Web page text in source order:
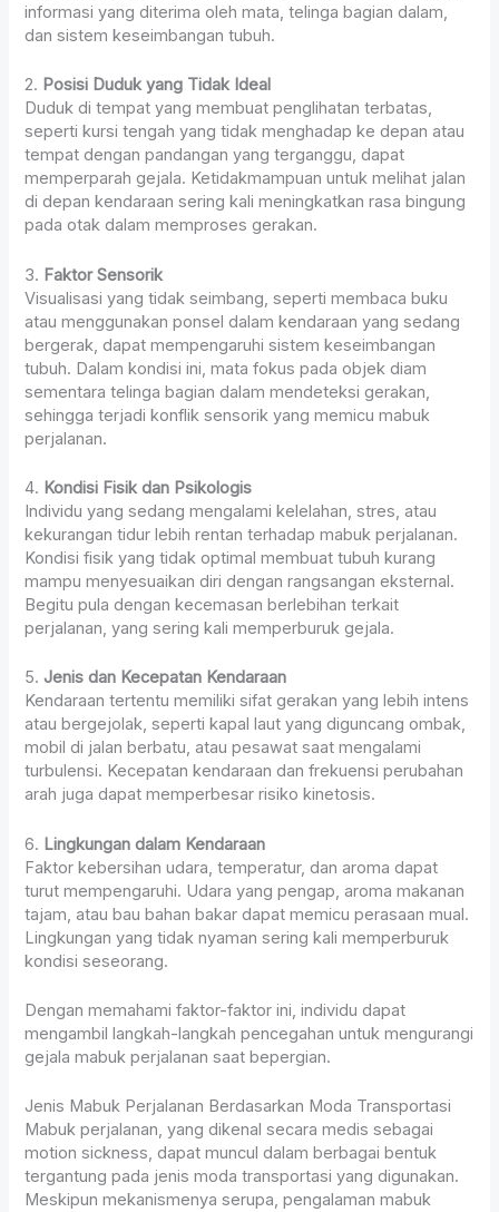
informasi yang diterima oleh mata, telinga bagian dalam,
dan sistem keseimbangan tubuh.
2. Posisi Duduk yang Tidak Ideal
Duduk di tempat yang membuat penglihatan terbatas,
seperti kursi tengah yang tidak menghadap ke depan atau
tempat dengan pandangan yang terganggu, dapat
memperparah gejala. Ketidakmampuan untuk melihat jalan
di depan kendaraan sering kali meningkatkan rasa bingung
pada otak dalam memproses gerakan.
3. Faktor Sensorik
Visualisasi yang tidak seimbang, seperti membaca buku
atau menggunakan ponsel dalam kendaraan yang sedang
bergerak, dapat mempengaruhi sistem keseimbangan
tubuh. Dalam kondisi ini, mata fokus pada objek diam
sementara telinga bagian dalam mendeteksi gerakan,
sehingga terjadi konflik sensorik yang memicu mabuk
perjalanan.
4. Kondisi Fisik dan Psikologis
Individu yang sedang mengalami kelelahan, stres, atau
kekurangan tidur lebih rentan terhadap mabuk perjalanan.
Kondisi fisik yang tidak optimal membuat tubuh kurang
mampu menyesuaikan diri dengan rangsangan eksternal.
Begitu pula dengan kecemasan berlebihan terkait
perjalanan, yang sering kali memperburuk gejala.
5.Jenis dan Kecepatan Kendaraan
Kendaraan tertentu memiliki sifat gerakan yang lebih intens
atau bergejolak, seperti kapal laut yang diguncang ombak,
mobil di jalan berbatu, atau pesawat saat mengalami
turbulensi. Kecepatan kendaraan dan frekuensi perubahan
arah juga dapat memperbesar risiko kinetosis.
6. Lingkungan dalam Kendaraan
Faktor kebersihan udara, temperatur, dan aroma dapat
turut mempengaruhi. Udara yang pengap, aroma makanan
tajam, atau bau bahan bakar dapat memicu perasaan mual.
Lingkungan yang tidak nyaman sering kali memperburuk
kondisi seseorang.
Dengan memahami faktor-faktor ini, individu dapat
mengambil langkah-langkah pencegahan untuk mengurangi
gejala mabuk perjalanan saat bepergian.
Jenis Mabuk Perjalanan Berdasarkan Moda Transportasi
Mabuk perjalanan, yang dikenal secara medis sebagai
motion sickness, dapat muncul dalam berbagai bentuk
tergantung pada jenis moda transportasi yang digunakan.
Meskipun mekanismenya serupa, pengalaman mabuk